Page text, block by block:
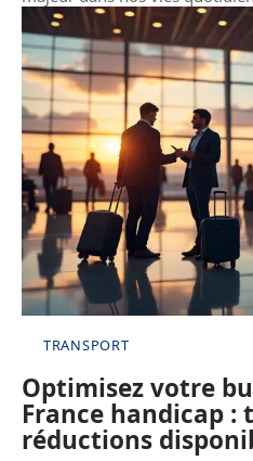
TRANSPORT
Optimisez votre
France handicap :
réductions